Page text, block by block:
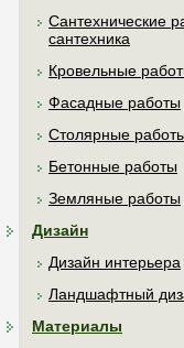
Сантехнические
сантехника
Кровельные
Фасадные работы
Столярные
Бетонные работы
Земляные работы
Дизайн
Дизайн интерьера
Ландшафтный
Материалы